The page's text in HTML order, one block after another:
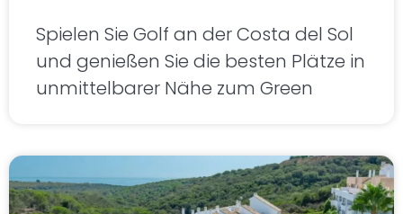
Spielen Sie Golf an der Costa del Sol
und genießen Sie die besten Plätze in
unmittelbarer Nähe zum Green